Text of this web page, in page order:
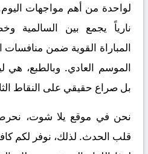
لواحدة من أهم مواجهات
نارياً يجمع بين السالمية
المباراة القوية ضمن منافسات
الموسم العادي. وبالطبع، هي
بل صراع حقيقي على النقاط
نحن في موقع يلا شوت،
قلب الحدث. لذلك، نوفر لكم